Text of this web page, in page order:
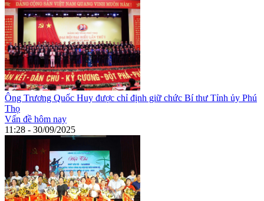
Ông Trương Quốc Huy được chỉ định giữ chức Bí thư Tỉnh ủy Phú
Thọ
Vấn đề hôm nay
11:28 - 30/09/2025